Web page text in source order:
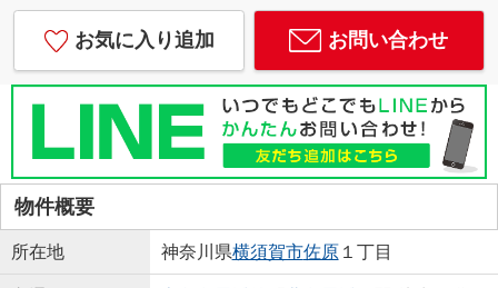
お気に入り追加 お問い合わせ
物件概要
所在地 神奈川県横須賀市佐原１丁目